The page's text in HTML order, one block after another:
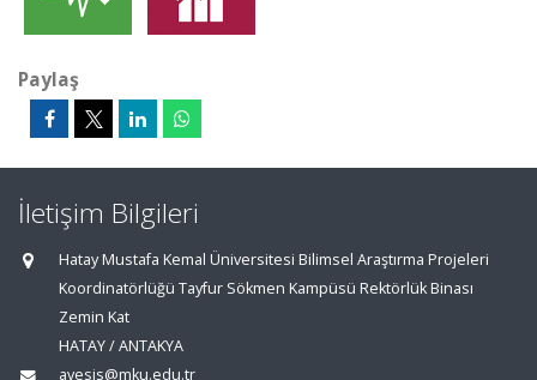
Paylaş
İletişim Bilgileri
Hatay Mustafa Kemal Üniversitesi Bilimsel Araştırma Projeleri
Koordinatörlüğü Tayfur Sökmen Kampüsü Rektörlük Binası
Zemin Kat
HATAY / ANTAKYA
avesis@mku.edu.tr